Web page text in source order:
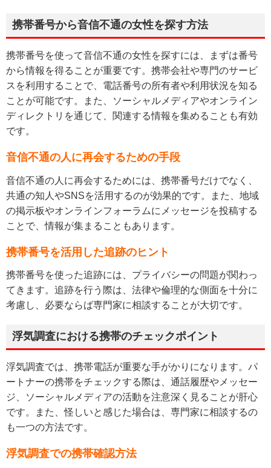
携帯番号から音信不通の女性を探す方法
携帯番号を使って音信不通の女性を探すには、まずは番号
から情報を得ることが重要です。携帯会社や専門のサービ
スを利用することで、電話番号の所有者や利用状況を知る
ことが可能です。また、ソーシャルメディアやオンライン
ディレクトリを通じて、関連する情報を集めることも有効
です。
音信不通の人に再会するための手段
音信不通の人に再会するためには、携帯番号だけでなく、
共通の知人やSNSを活用するのが効果的です。また、地域
の掲示板やオンラインフォーラムにメッセージを投稿する
ことで、情報が集まることもあります。
携帯番号を活用した追跡のヒント
携帯番号を使った追跡には、プライバシーの問題が関わっ
てきます。追跡を行う際は、法律や倫理的な側面を十分に
考慮し、必要ならば専門家に相談することが大切です。
浮気調査における携帯のチェックポイント
浮気調査では、携帯電話が重要な手がかりになります。パ
ートナーの携帯をチェックする際は、通話履歴やメッセー
ジ、ソーシャルメディアの活動を注意深く見ることが肝心
です。また、怪しいと感じた場合は、専門家に相談するの
も一つの方法です。
浮気調査での携帯確認方法